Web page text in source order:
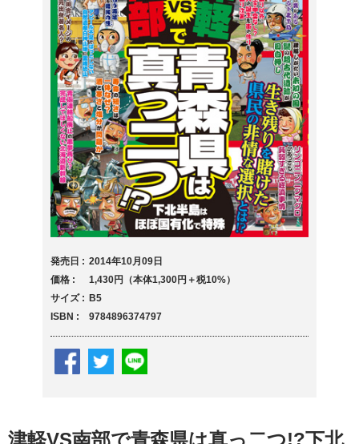
発売日
2014年10月09日
価格
1,430円（本体1,300円＋税10%）
サイズ
B5
ISBN
9784896374797